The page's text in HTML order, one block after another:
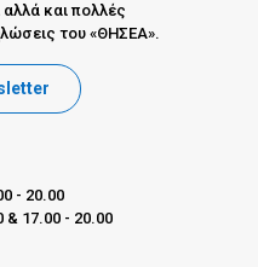
αλλά και πολλές
του «ΘΗΣΕΑ».
- 20.00
& 17.00 - 20.00